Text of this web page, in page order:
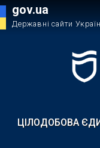
gov.ua
Державні сайти
ЦІЛОДОБОВА